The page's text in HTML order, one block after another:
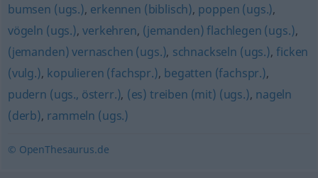
bumsen (ugs.), erkennen (biblisch), poppen (ugs.),
vögeln (ugs.),verkehren, (jemanden) flachlegen (ugs.),
(jemanden) vernaschen (ugs.), schnackseln (ugs.),ficken
(vulg.), kopulieren (fachspr.), begatten (fachspr.),
pudern (ugs., österr.), (es) treiben (mit) (ugs.), nageln
(derb), rammeln (ugs.)
© OpenThesaurus.de